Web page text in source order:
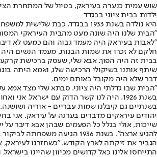
שוש עמית כנערה בעיראק, בטיול של המתחרת
ילדות בבית ציוני בבגדד
היא נולדה בשנת 1933 בבגדד, כבת
"הבית שלנו היה שונה מעט מהבית העיראקי
"לאבות בעיראק היה מעמד גבוה והם כמעט לא
חלקם לא זכרו את שמות הבנות. מעמד הנשים היה
בבית זה היה הפוך. אבא שלי, שעסק ברכישת
שיתף אותנו בשיקולי הרכישה שלו, ואמא היתה
דבר שלא היה מקובל באותם ימים.
"הבית שבו גדלתי היה ציוני. סבתא שלי מצד אמא
בשנת 1926. היה לנו קשר הדוק עם ישראל. אני
בשנתיים גם קיבלנו שמות עבריים - אוריה
יהודים עיראקים מדברים בערגה על עיראק. אני
שייכות, אולי בגלל כל הפעמים שבהן אבא דיבר על
להגיע ארצה". בשנת 1936 הגיעה
הגביר את זיקתה לארץ הקודש. "כשחזרנו לעיראק,
התייחסו אלינו כאל קדושים מכיוון שהיינו